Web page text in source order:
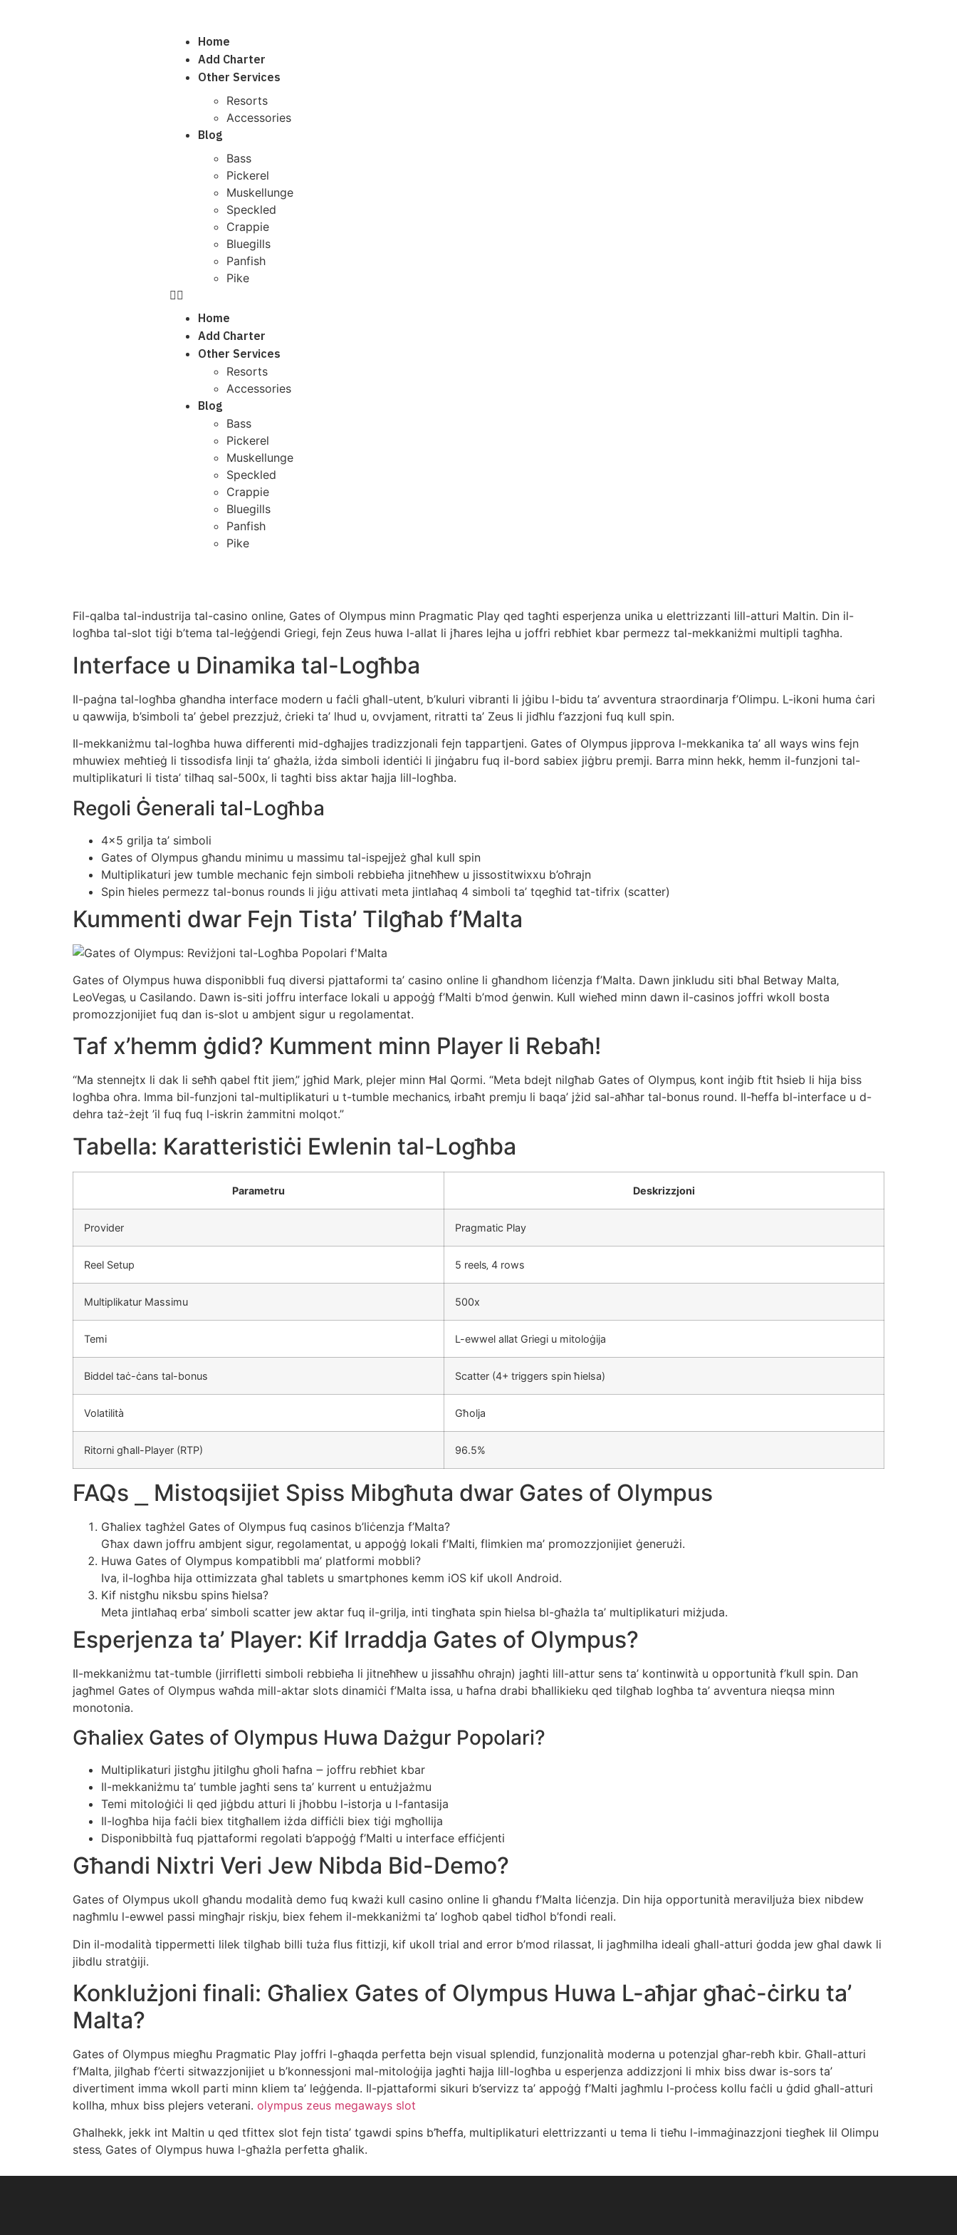
Home
Add Charter
Other Services
Resorts
Accessories
Blog
Bass
Pickerel
Muskellunge
Speckled
Crappie
Bluegills
Panfish
Pike
Home
Add Charter
Other Services
Resorts
Accessories
Blog
Bass
Pickerel
Muskellunge
Speckled
Crappie
Bluegills
Panfish
Pike
Fil-qalba tal-industrija tal-casino online‚ Gates of Olympus minn Pragmatic Play qed tagħti esperjenza unika u elettrizzanti lill-atturi Maltin. Din il-
logħba tal-slot tiġi b’tema tal-leġġendi Griegi‚ fejn Zeus huwa l-allat li jħares lejha u joffri rebħiet kbar permezz tal-mekkaniżmi multipli tagħha.
Interface u Dinamika tal-Logħba
Il-paġna tal-logħba għandha interface modern u faċli għall-utent‚ b’kuluri vibranti li jġibu l-bidu ta’ avventura straordinarja f’Olimpu. L-ikoni huma ċari
u qawwija‚ b’simboli ta’ ġebel prezzjuż‚ ċrieki ta’ lhud u‚ ovvjament‚ ritratti ta’ Zeus li jidħlu f’azzjoni fuq kull spin.
Il-mekkaniżmu tal-logħba huwa differenti mid-dgħajjes tradizzjonali fejn tappartjeni. Gates of Olympus jipprova l-mekkanika ta’ all ways wins fejn
mhuwiex meħtieġ li tissodisfa linji ta’ għażla‚ iżda simboli identiċi li jinġabru fuq il-bord sabiex jiġbru premji. Barra minn hekk‚ hemm il-funzjoni tal-
multiplikaturi li tista’ tilħaq sal-500x‚ li tagħti biss aktar ħajja lill-logħba.
Regoli Ġenerali tal-Logħba
4×5 grilja ta’ simboli
Gates of Olympus għandu minimu u massimu tal-ispejjeż għal kull spin
Multiplikaturi jew tumble mechanic fejn simboli rebbieħa jitneħħew u jissostitwixxu b’oħrajn
Spin ħieles permezz tal-bonus rounds li jiġu attivati meta jintlaħaq 4 simboli ta’ tqegħid tat-tifrix (scatter)
Kummenti dwar Fejn Tista’ Tilgħab f’Malta
Gates of Olympus huwa disponibbli fuq diversi pjattaformi ta’ casino online li għandhom liċenzja f’Malta. Dawn jinkludu siti bħal Betway Malta‚
LeoVegas‚ u Casilando. Dawn is-siti joffru interface lokali u appoġġ f’Malti b’mod ġenwin. Kull wieħed minn dawn il-casinos joffri wkoll bosta
promozzjonijiet fuq dan is-slot u ambjent sigur u regolamentat.
Taf x’hemm ġdid? Kumment minn Player li Rebaħ!
“Ma stennejtx li dak li seħħ qabel ftit jiem‚” jgħid Mark‚ plejer minn Ħal Qormi. “Meta bdejt nilgħab Gates of Olympus‚ kont inġib ftit ħsieb li hija biss
logħba oħra. Imma bil-funzjoni tal-multiplikaturi u t-tumble mechanics‚ irbaħt premju li baqa’ jżid sal-aħħar tal-bonus round. Il-ħeffa bl-interface u d-
dehra taż-żejt ’il fuq fuq l-iskrin żammitni molqot.”
Tabella: Karatteristiċi Ewlenin tal-Logħba
Parametru Deskrizzjoni
Provider Pragmatic Play
Reel Setup 5 reels‚ 4 rows
Multiplikatur Massimu 500x
Temi L-ewwel allat Griegi u mitoloġija
Biddel taċ-ċans tal-bonus Scatter (4+ triggers spin ħielsa)
Volatilità Għolja
Ritorni għall-Player (RTP) 96.5%
FAQs ⎯ Mistoqsijiet Spiss Mibgħuta dwar Gates of Olympus
Għaliex tagħżel Gates of Olympus fuq casinos b’liċenzja f’Malta?
Għax dawn joffru ambjent sigur‚ regolamentat‚ u appoġġ lokali f’Malti‚ flimkien ma’ promozzjonijiet ġenerużi.
Huwa Gates of Olympus kompatibbli ma’ platformi mobbli?
Iva‚ il-logħba hija ottimizzata għal tablets u smartphones kemm iOS kif ukoll Android.
Kif nistgħu niksbu spins ħielsa?
Meta jintlaħaq erba’ simboli scatter jew aktar fuq il-grilja‚ inti tingħata spin ħielsa bl-għażla ta’ multiplikaturi miżjuda.
Esperjenza ta’ Player: Kif Irraddja Gates of Olympus?
Il-mekkaniżmu tat-tumble (jirrifletti simboli rebbieħa li jitneħħew u jissaħħu oħrajn) jagħti lill-attur sens ta’ kontinwità u opportunità f’kull spin. Dan
jagħmel Gates of Olympus waħda mill-aktar slots dinamiċi f’Malta issa‚ u ħafna drabi bħallikieku qed tilgħab logħba ta’ avventura nieqsa minn
monotonia.
Għaliex Gates of Olympus Huwa Dażgur Popolari?
Multiplikaturi jistgħu jitilgħu għoli ħafna ౼ joffru rebħiet kbar
Il-mekkaniżmu ta’ tumble jagħti sens ta’ kurrent u entużjażmu
Temi mitoloġiċi li qed jiġbdu atturi li jħobbu l-istorja u l-fantasija
Il-logħba hija faċli biex titgħallem iżda diffiċli biex tiġi mgħollija
Disponibbiltà fuq pjattaformi regolati b’appoġġ f’Malti u interface effiċjenti
Għandi Nixtri Veri Jew Nibda Bid-Demo?
Gates of Olympus ukoll għandu modalità demo fuq kważi kull casino online li għandu f’Malta liċenzja. Din hija opportunità meraviljuża biex nibdew
nagħmlu l-ewwel passi mingħajr riskju‚ biex fehem il-mekkaniżmi ta’ logħob qabel tidħol b’fondi reali.
Din il-modalità tippermetti lilek tilgħab billi tuża flus fittizji‚ kif ukoll trial and error b’mod rilassat‚ li jagħmilha ideali għall-atturi ġodda jew għal dawk li
jibdlu stratġiji.
Konklużjoni finali: Għaliex Gates of Olympus Huwa L-aħjar għaċ-ċirku ta’
Malta?
Gates of Olympus miegħu Pragmatic Play joffri l-għaqda perfetta bejn visual splendid‚ funzjonalità moderna u potenzjal għar-rebħ kbir. Għall-atturi
f’Malta‚ jilgħab f’ċerti sitwazzjonijiet u b’konnessjoni mal-mitoloġija jagħti ħajja lill-logħba u esperjenza addizzjoni li mhix biss dwar is-sors ta’
divertiment imma wkoll parti minn kliem ta’ leġġenda. Il-pjattaformi sikuri b’servizz ta’ appoġġ f’Malti jagħmlu l-proċess kollu faċli u ġdid għall-atturi
kollha‚ mhux biss plejers veterani. olympus zeus megaways slot
Għalhekk‚ jekk int Maltin u qed tfittex slot fejn tista’ tgawdi spins b’ħeffa‚ multiplikaturi elettrizzanti u tema li tieħu l-immaġinazzjoni tiegħek lil Olimpu
stess‚ Gates of Olympus huwa l-għażla perfetta għalik.